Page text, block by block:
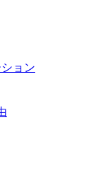
ョン